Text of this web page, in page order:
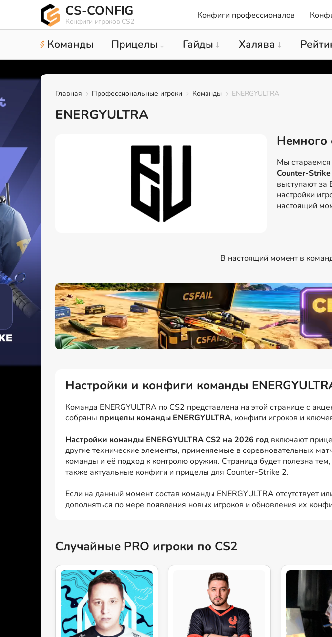
CS-CONFIG
Конфиги игроков CS2
Конфиги профессионалов
Команды Прицелы Гайды Халява
Главная Профессиональные игроки Команды ENERGYULTRA
ENERGYULTRA
Немного
Мы стараемся
Counter-Strike
выступают за
настройки
настоящий
В настоящий момент в
Настройки и конфиги команды
Команда ENERGYULTRA по CS2 представлена на этой странице с
собраны прицелы команды ENERGYULTRA, конфиги игроков и
Настройки команды ENERGYULTRA CS2 на 2026 год включают
другие технические элементы, применяемые в соревновательных
команды и её подход к контролю оружия. Страница будет полезна
также актуальные конфиги и прицелы для Counter-Strike 2.
Если на данный момент состав команды ENERGYULTRA отсутствует
дополняться по мере появления новых игроков и обновления их
Случайные PRO игроки по CS2